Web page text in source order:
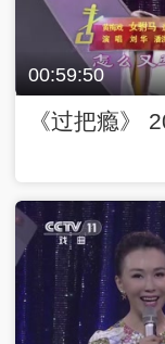
00:59:50
《过把瘾》